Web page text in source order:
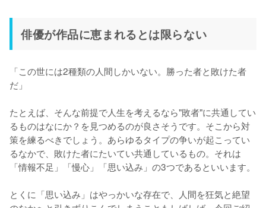
俳優が作品に恵まれるとは限らない
「この世には2種類の人間しかいない。勝った者と敗けた者
だ」
たとえば、そんな前提で人生を考えるなら"敗者"に共通してい
るものはなにか？を見つめるのが良さそうです。そこから対
策を練るべきでしょう。あらゆるタイプの争いが起こってい
るなかで、敗けた者にたいてい共通しているもの。それは
「情報不足」「慢心」「思い込み」の3つであるといいます。
とくに「思い込み」はやっかいな存在で、人間を狂気と絶望